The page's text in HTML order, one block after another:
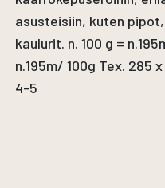
asusteisiin, kuten
kaulurit. n. 100 g =
n.195m/ 100g Tex. 285
4-5